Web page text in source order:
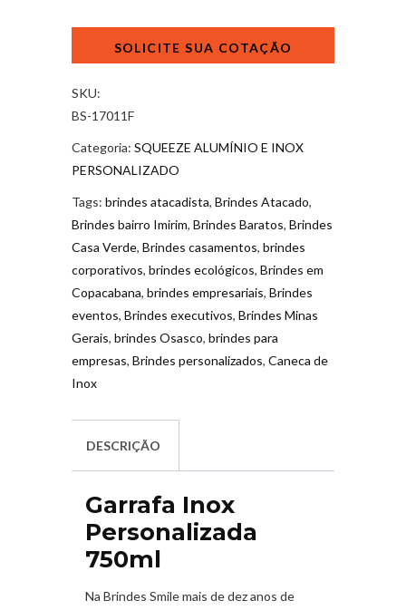
Personalizada
quantidade
SKU:
BS-17011F
Categoria: SQUEEZE ALUMÍNIO E INOX
PERSONALIZADO
Tags: brindes atacadista, Brindes Atacado,
Brindes bairro Imirim, Brindes Baratos, Brindes
Casa Verde, Brindes casamentos, brindes
corporativos, brindes ecológicos, Brindes em
Copacabana, brindes empresariais, Brindes
eventos, Brindes executivos, Brindes Minas
Gerais, brindes Osasco, brindes para
empresas, Brindes personalizados, Caneca de
Inox
DESCRIÇÃO
Garrafa Inox
Personalizada
750ml
Na Brindes Smile mais de dez anos de